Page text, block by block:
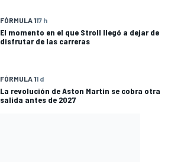
FÓRMULA 117 h
El momento en el que Stroll llegó a dejar de
disfrutar de las carreras
FÓRMULA 11 d
La revolución de Aston Martin se cobra otra
salida antes de 2027